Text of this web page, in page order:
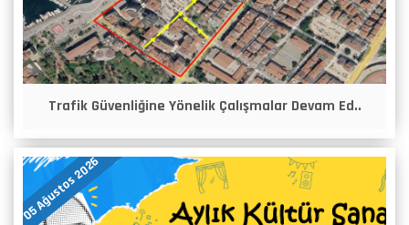
Trafik Güvenliğine Yönelik Çalışmalar Devam Ed..
05 Ağustos 2026